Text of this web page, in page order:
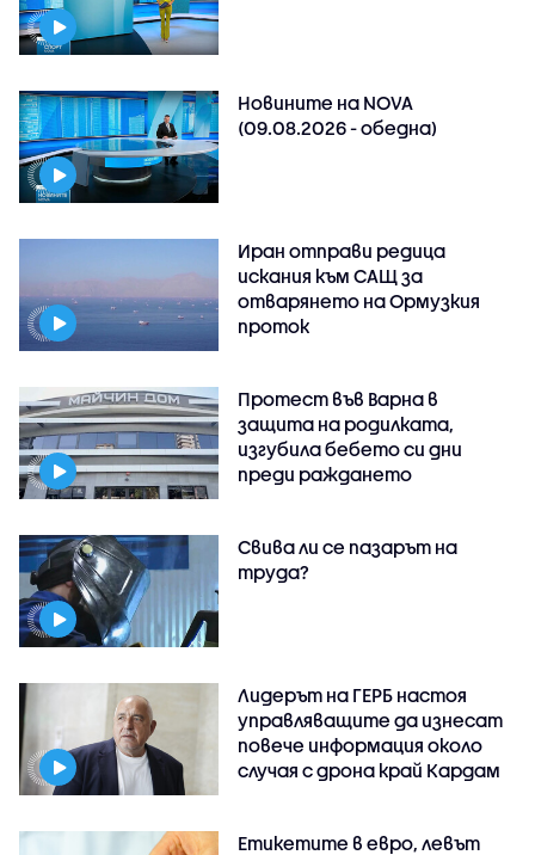
Новините на NOVA
(09.08.2026 - обедна)
Иран отправи редица
искания към САЩ за
отварянето на Ормузкия
проток
Протест във Варна в
защита на родилката,
изгубила бебето си дни
преди раждането
Свива ли се пазарът на
труда?
Лидерът на ГЕРБ настоя
управляващите да изнесат
повече информация около
случая с дрона край Кардам
Етикетите в евро, левът